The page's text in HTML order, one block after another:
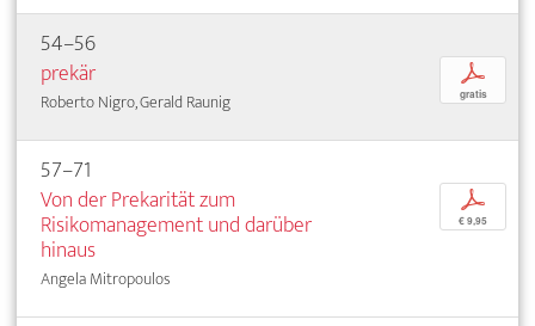
54–56
prekär
Roberto Nigro, Gerald Raunig
p
gratis
57–71
Von der Prekarität zum
Risikomanagement und darüber
hinaus
Angela Mitropoulos
p
€ 9,95